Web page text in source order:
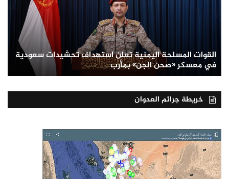
القوات المسلحة اليمنية تعلن استهداف تحشيدات سعودية
في معسكر «صحن الجن» بمأرب
خريطة جرائم العدوان